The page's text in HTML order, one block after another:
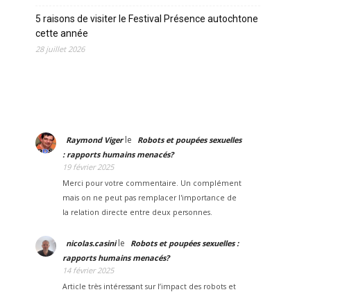
5 raisons de visiter le Festival Présence autochtone
cette année
28 juillet 2026
Raymond Vigerle
Robots et poupées sexuelles
: rapports humains menacés?
19 février 2025
Merci pour votre commentaire. Un complément
mais on ne peut pas remplacer l'importance de
la relation directe entre deux personnes.
nicolas.casinile
Robots et poupées sexuelles :
rapports humains menacés?
14 février 2025
Article très intéressant sur l’impact des robots et